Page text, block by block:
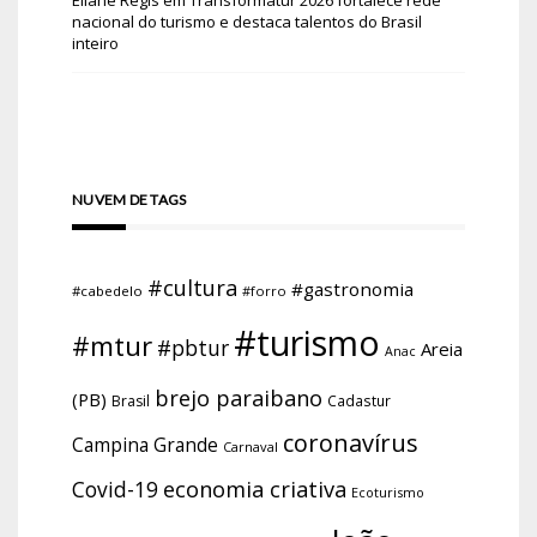
nacional do turismo e destaca talentos do Brasil
inteiro
NUVEM DE TAGS
#cabedelo #cultura #forro #gastronomia
#mtur #pbtur #turismo Anac Areia
(PB) Brasil brejo paraibano Cadastur
Campina Grande Carnaval coronavírus
Covid-19 economia criativa Ecoturismo